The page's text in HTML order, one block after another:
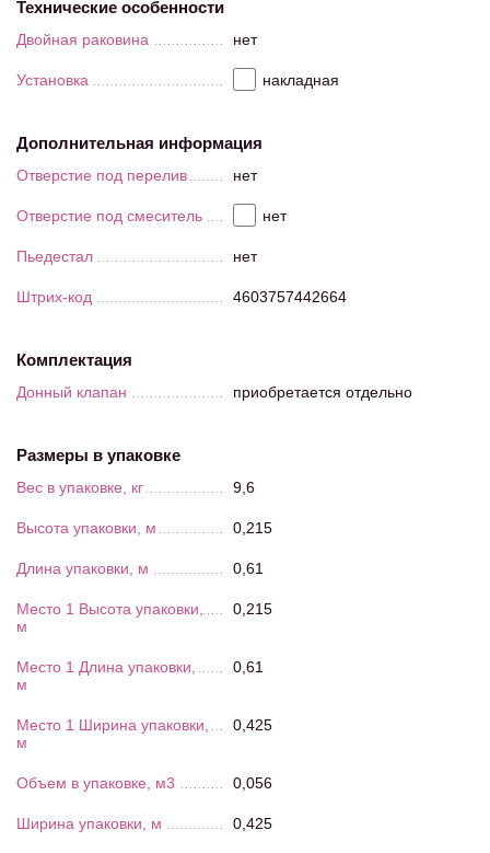
Технические особенности
Двойная раковина нет
Установка накладная
Дополнительная информация
Отверстие под перелив нет
Отверстие под смеситель нет
Пьедестал нет
Штрих-код 4603757442664
Комплектация
Донный клапан приобретается отдельно
Размеры в упаковке
Вес в упаковке, кг 9,6
Высота упаковки, м 0,215
Длина упаковки, м 0,61
Место 1 Высота упаковки,
м
0,215
Место 1 Длина упаковки,
м
0,61
Место 1 Ширина упаковки,
м
0,425
Объем в упаковке, м3 0,056
Ширина упаковки, м 0,425